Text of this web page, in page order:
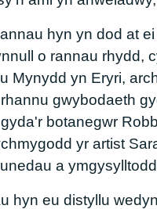
hyn yn dod at
o rannau rhydd,
Mynydd yn Eryri,
gwybodaeth
botanegwr
yr artist
a
hyn eu distyllu